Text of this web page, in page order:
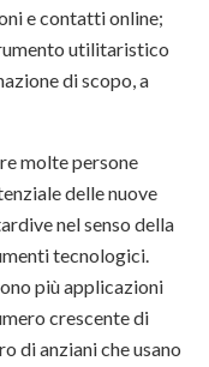
e contatti online;
utilitaristico
di scopo, a
molte persone
delle nuove
nel senso della
tecnologici.
più applicazioni
crescente di
di anziani che usano